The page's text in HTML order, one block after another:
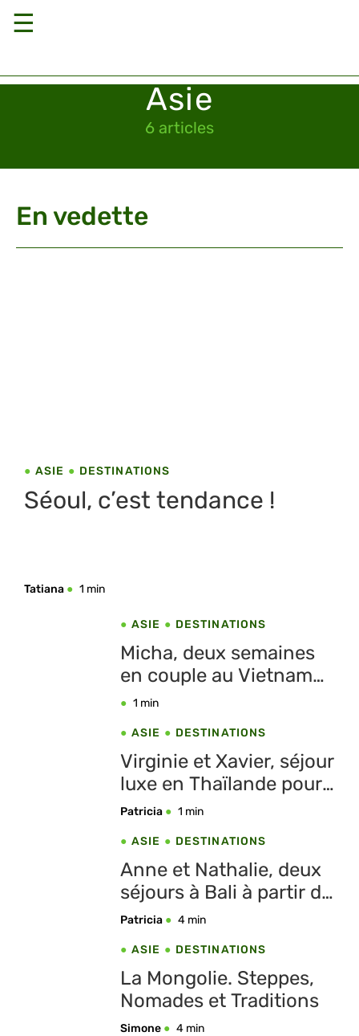
☰
Asie
6 articles
En vedette
ASIE DESTINATIONS
Séoul, c’est tendance !
Tatiana 1 min
ASIE DESTINATIONS
Micha, deux semaines
en couple au Vietnam
pour 2 005 € par
1 min
ASIE DESTINATIONS
Virginie et Xavier, séjour
luxe en Thaïlande pour
2000 € par personne
Patricia 1 min
ASIE DESTINATIONS
Anne et Nathalie, deux
séjours à Bali à partir de
1700 € par personne
Patricia 4 min
ASIE DESTINATIONS
La Mongolie. Steppes,
Nomades et Traditions
Simone 4 min